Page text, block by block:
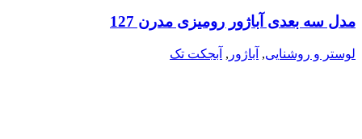
مدل سه بعدی آباژور رومیزی مدرن 127
لوستر و روشنایی, آباژور , آبجکت تک